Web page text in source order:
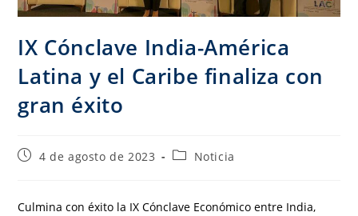
IX Cónclave India-América
Latina y el Caribe finaliza con
gran éxito
4 de agosto de 2023 Noticia
Culmina con éxito la IX Cónclave Económico entre India,